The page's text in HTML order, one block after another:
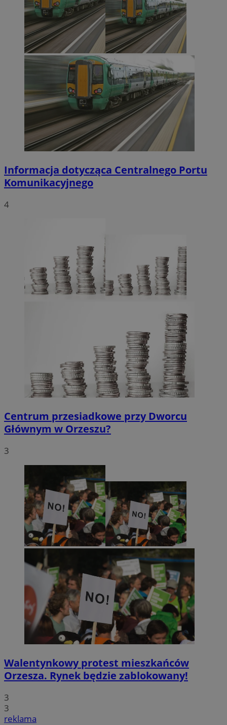
Informacja dotycząca Centralnego Portu
Komunikacyjnego
4
Centrum przesiadkowe przy Dworcu
Głównym w Orzeszu?
3
Walentynkowy protest mieszkańców
Orzesza. Rynek będzie zablokowany!
3
3
reklama